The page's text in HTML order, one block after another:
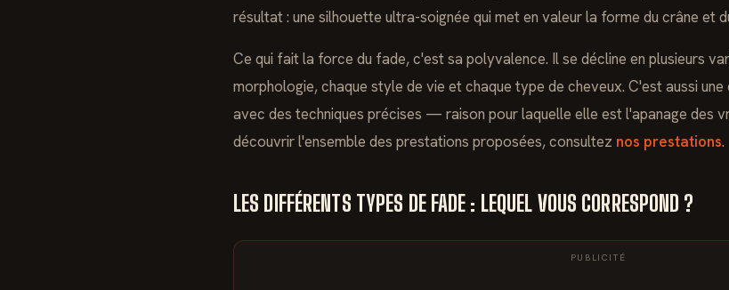
résultat : une silhouette ultra-soignée qui met en valeur la forme du crâne et
Ce qui fait la force du fade, c'est sa polyvalence. Il se décline en plusieurs
morphologie, chaque style de vie et chaque type de cheveux. C'est aussi
avec des techniques précises — raison pour laquelle elle est l'apanage des
découvrir l'ensemble des prestations proposées, consultez nos prestations.
LES DIFFÉRENTS TYPES DE FADE : LEQUEL VOUS CORRESPOND ?
PUBLICITÉ